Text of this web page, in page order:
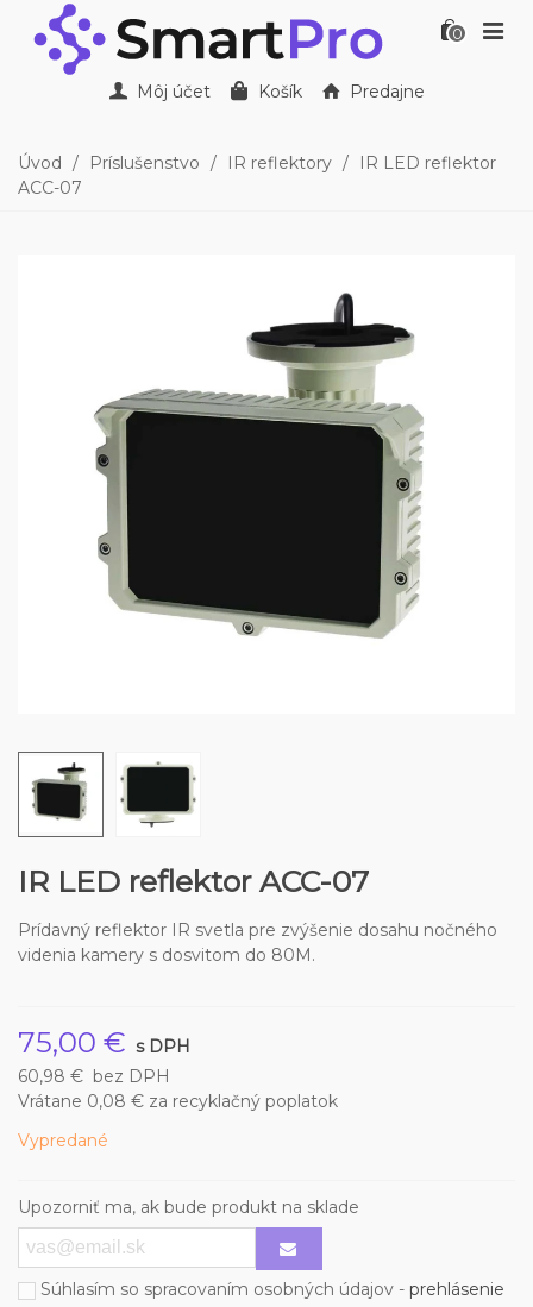
0
Môj účet Košík Predajne
Úvod / Príslušenstvo / IR reflektory /
IR LED reflektor
ACC-07
IR LED reflektor ACC-07
Prídavný reflektor IR svetla pre zvýšenie dosahu nočného
videnia kamery s dosvitom do 80M.
75,00 € s DPH
60,98 € bez DPH
Vrátane 0,08 € za recyklačný poplatok
Vypredané
Upozorniť ma, ak bude produkt na sklade
Súhlasím so spracovaním osobných údajov - prehlásenie